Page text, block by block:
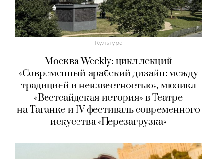
Культура
Москва Weekly: цикл лекций
«Современный арабский дизайн: между
традицией и неизвестностью», мюзикл
«Вестсайдская история» в Театре
на Таганке и IV фестиваль современного
искусства «Перезагрузка»